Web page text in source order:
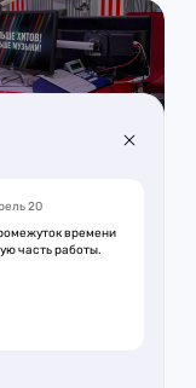
20
времени
часть работы.